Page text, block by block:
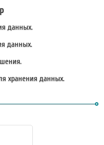
данных.
данных.
хранения данных.